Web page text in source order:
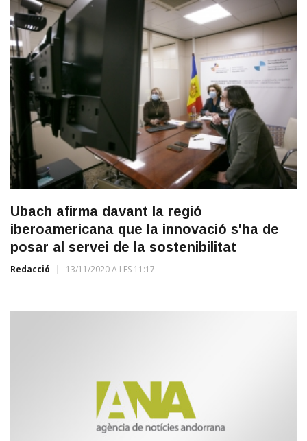
Ubach afirma davant la regió
iberoamericana que la innovació s'ha de
posar al servei de la sostenibilitat
Redacció 13/11/2020 A LES 11:17